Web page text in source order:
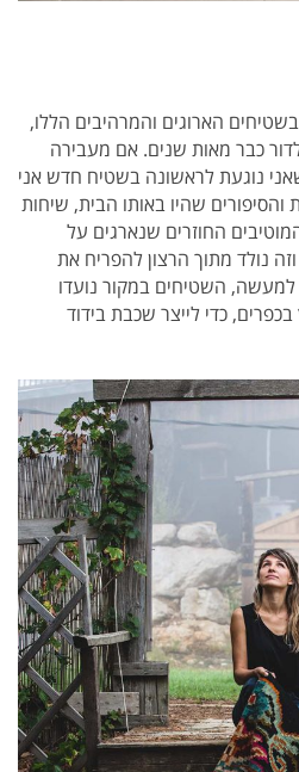
הארוגים והמרהיבים הללו,
כבר מאות שנים. אם מעבירה
נוגעת לראשונה בשטיח חדש אני
שהיו באותו הבית, שיחות
החוזרים שנארגים על
נולד מתוך הרצון להפריח את
השטיחים במקור נועדו
כדי לייצר שכבת בידוד